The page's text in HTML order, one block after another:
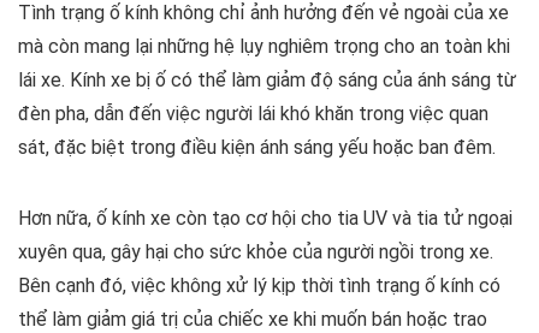
Tình trạng ố kính không chỉ ảnh hưởng đến vẻ ngoài của xe
mà còn mang lại những hệ lụy nghiêm trọng cho an toàn khi
lái xe. Kính xe bị ố có thể làm giảm độ sáng của ánh sáng từ
đèn pha, dẫn đến việc người lái khó khăn trong việc quan
sát, đặc biệt trong điều kiện ánh sáng yếu hoặc ban đêm.
Hơn nữa, ố kính xe còn tạo cơ hội cho tia UV và tia tử ngoại
xuyên qua, gây hại cho sức khỏe của người ngồi trong xe.
Bên cạnh đó, việc không xử lý kịp thời tình trạng ố kính có
thể làm giảm giá trị của chiếc xe khi muốn bán hoặc trao